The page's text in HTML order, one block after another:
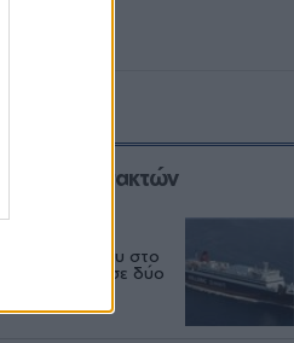
των Συντακτών
εμπλοκή κάβου στο
μέσα σε δύο